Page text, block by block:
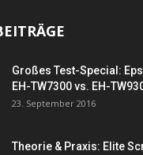
Großes Test-Special:
EH-TW7300 vs. EH-
23. September 2016
Theorie & Praxis: Elite